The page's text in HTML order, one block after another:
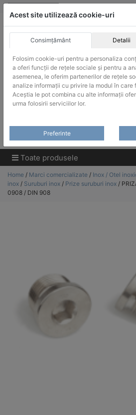
Skip
ACHIZITII PUBLICE
Produsele pot fi achizitionate si
Products
Toate produsele
Home / Marci comercializate / Inox / Otel
inox / Suruburi inox / Prize suruburi inox /
0908 / DIN 908
Acest site utilizează cookie-uri
Consimțământ Detalii
Folosim cookie-uri pentru a personaliza
a oferi funcții de rețele sociale și pentru a
asemenea, le oferim partenerilor de rețele
analize informații cu privire la modul în care
Aceștia le pot combina cu alte informații
urma folosirii serviciilor lor.
Preferinte